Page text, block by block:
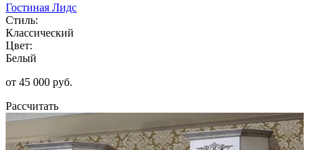
Гостиная Лидс
Стиль:
Классический
Цвет:
Белый
от 45 000 руб.
Рассчитать